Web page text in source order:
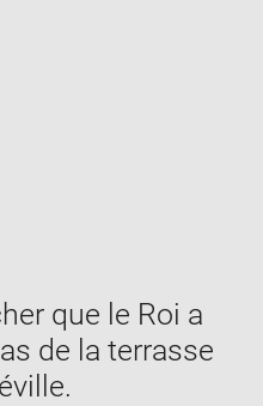
que le Roi a
de la terrasse